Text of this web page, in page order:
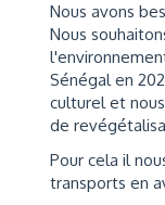
Nous avons
Nous
Sénégal en
culturel et
de
Pour cela il
transports en